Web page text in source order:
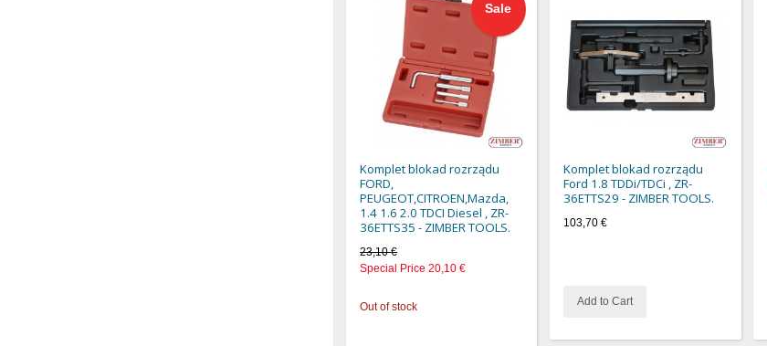
Sale
Komplet blokad rozrządu
FORD,
PEUGEOT,CITROEN,Mazda,
1.4 1.6 2.0 TDCI Diesel , ZR-
36ETTS35 - ZIMBER TOOLS.
23,10 €
Special Price 20,10 €
Out of stock
Komplet blokad rozrządu
Ford 1.8 TDDi/TDCi , ZR-
36ETTS29 - ZIMBER TOOLS.
103,70 €
Add to Cart